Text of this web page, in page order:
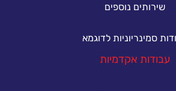
שירותים נוספים
סמינריוניות לדוגמא
עבודות אקדמיות